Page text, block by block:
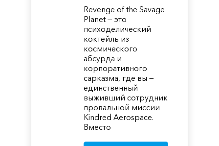
Revenge of the Savage
Planet — это
психоделический
коктейль из
космического
абсурда и
корпоративного
сарказма, где вы —
единственный
выживший сотрудник
провальной миссии
Kindred Aerospace.
Вместо